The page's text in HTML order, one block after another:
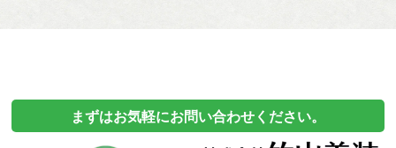
まずはお気軽にお問い合わせください。